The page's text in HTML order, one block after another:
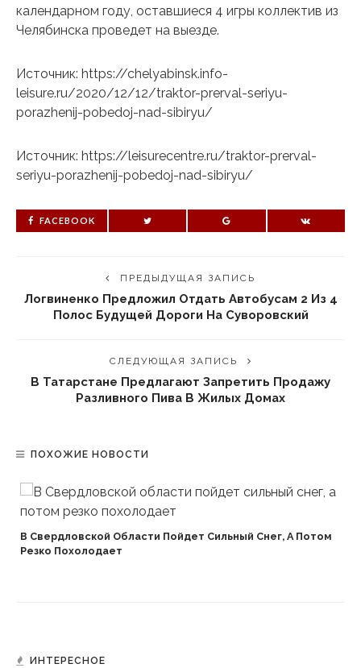
календарном году, оставшиеся 4 игры коллектив из
Челябинска проведет на выезде.
Источник: https://chelyabinsk.info-
leisure.ru/2020/12/12/traktor-prerval-seriyu-
porazhenij-pobedoj-nad-sibiryu/
Источник: https://leisurecentre.ru/traktor-prerval-
seriyu-porazhenij-pobedoj-nad-sibiryu/
FACEBOOK
ПРЕДЫДУЩАЯ ЗАПИСЬ
Логвиненко Предложил Отдать Автобусам 2 Из 4
Полос Будущей Дороги На Суворовский
СЛЕДУЮЩАЯ ЗАПИСЬ
В Татарстане Предлагают Запретить Продажу
Разливного Пива В Жилых Домах
ПОХОЖИЕ НОВОСТИ
В Свердловской Области Пойдет Сильный Снег, А Потом
Резко Похолодает
ИНТЕРЕСНОЕ